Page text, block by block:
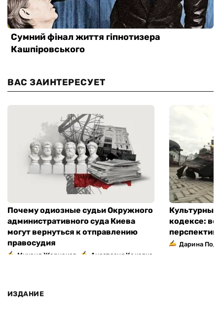
ВАС ЗАИНТЕРЕСУЕТ
Почему одиозные судьи Окружного
административного суда Киева
могут вернуться к отправлению
правосудия
Михаил Жернаков Анастасия Кокалко
Культурный
кодексе:
Дарина
ИЗДАНИЕ